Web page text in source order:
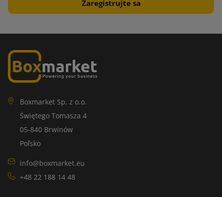
Boxmarket Sp. z o.o.
Świętego Tomasza 4
05-840 Brwinów
Poľsko
info@boxmarket.eu
+48 22 188 14 48